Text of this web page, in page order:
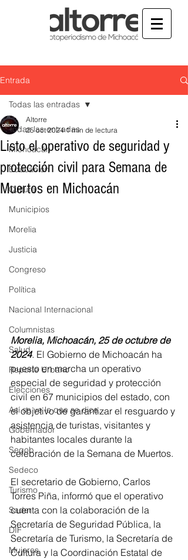
Entrada
Todas las entradas
Michoacán
Educación
Cultura
Municipios
Morelia
Justicia
Congreso
Política
Nacional Internacional
Columnistas
Salud
Reporte Urbano
Elecciones
Así se ve lo que se dice...
Gobernador
Segob
Sedeco
Turismo
Sader
DIF
Mujeres
Todas las entradas
Listo el operativo de seguridad y
protección civil para Semana de
Muertos en Michoacán
Altorre
25 oct 2024 1 min de lectura
Morelia, Michoacán, 25 de octubre de
2024. El Gobierno de Michoacán ha
puesto en marcha un operativo
especial de seguridad y protección
civil en 67 municipios del estado, con
el objetivo de garantizar el resguardo y
asistencia de turistas, visitantes y
habitantes locales durante la
celebración de la Semana de Muertos.
El secretario de Gobierno, Carlos
Torres Piña, informó que el operativo
cuenta con la colaboración de la
Secretaría de Seguridad Pública, la
Secretaría de Turismo, la Secretaría de
Cultura y la Coordinación Estatal de